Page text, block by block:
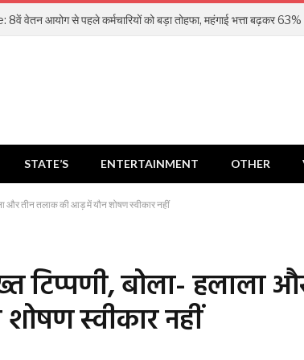
STATE’S ENTERTAINMENT OTHER
और तीन तलाक की आड़ में यौन शोषण स्वीकार नहीं
टिप्पणी, बोला- हलाला
स्वीकार नहीं